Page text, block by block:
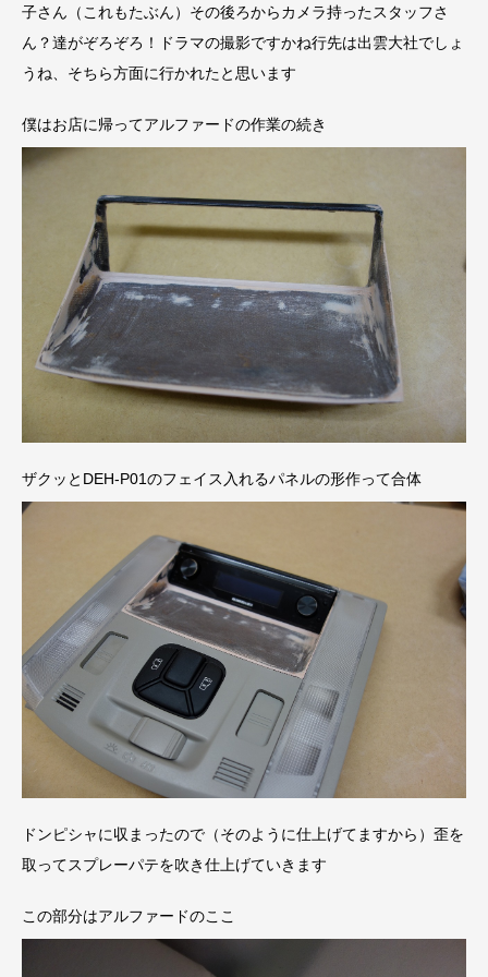
子さん（これもたぶん）その後ろからカメラ持ったスタッフさ
ん？達がぞろぞろ！ドラマの撮影ですかね行先は出雲大社でしょ
うね、そちら方面に行かれたと思います
僕はお店に帰ってアルファードの作業の続き
ザクッとDEH-P01のフェイス入れるパネルの形作って合体
ドンピシャに収まったので（そのように仕上げてますから）歪を
取ってスプレーパテを吹き仕上げていきます
この部分はアルファードのここ